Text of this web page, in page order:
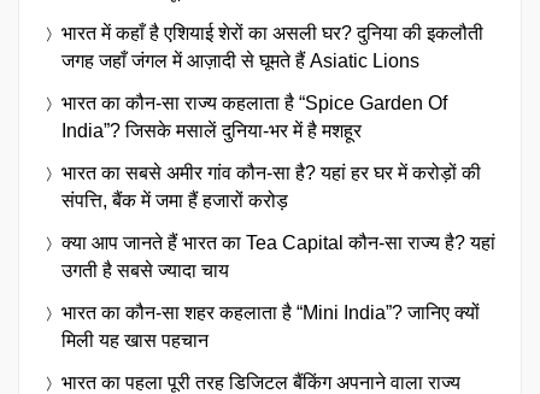
भारत में कहाँ है एशियाई शेरों का असली घर? दुनिया की इकलौती
जगह जहाँ जंगल में आज़ादी से घूमते हैं Asiatic Lions
भारत का कौन-सा राज्य कहलाता है “Spice Garden Of
India”? जिसके मसालें दुनिया-भर में है मशहूर
भारत का सबसे अमीर गांव कौन-सा है? यहां हर घर में करोड़ों की
संपत्ति, बैंक में जमा हैं हजारों करोड़
क्या आप जानते हैं भारत का Tea Capital कौन-सा राज्य है? यहां
उगती है सबसे ज्यादा चाय
भारत का कौन-सा शहर कहलाता है “Mini India”? जानिए क्यों
मिली यह खास पहचान
भारत का पहला पूरी तरह डिजिटल बैंकिंग अपनाने वाला राज्य